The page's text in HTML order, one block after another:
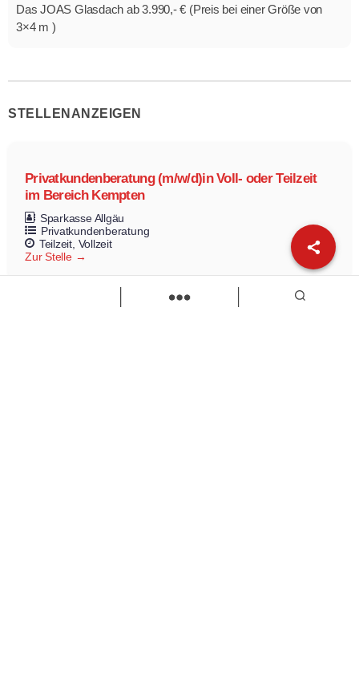
Das JOAS Glasdach ab 3.990,- € (Preis bei einer Größe von
3×4 m )
STELLENANZEIGEN
Privatkundenberatung (m/w/d)in Voll- oder Teilzeit
im Bereich Kempten
Sparkasse Allgäu
Privatkundenberatung
Teilzeit Vollzeit
Zur Stelle